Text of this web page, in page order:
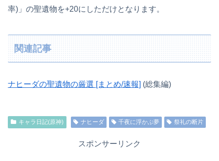
率)」の聖遺物を+20にしただけとなります。
関連記事
ナヒーダの聖遺物の厳選 [まとめ/速報] (総集編)
キャラ日記(原神) ナヒーダ 千夜に浮かぶ夢 祭礼の断片
スポンサーリンク